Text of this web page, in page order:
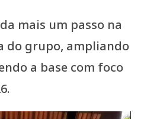
mais um passo na
do grupo, ampliando
a base com foco